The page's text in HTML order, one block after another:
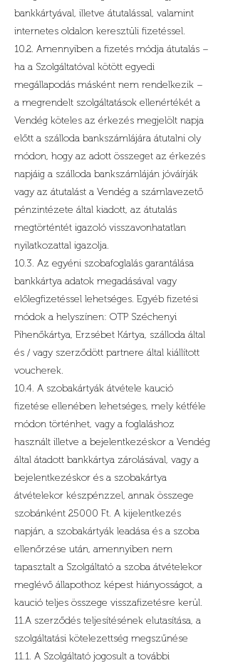
bankkártyával, illetve átutalással, valamint
internetes oldalon keresztüli fizetéssel.
10.2. Amennyiben a fizetés módja átutalás –
ha a Szolgáltatóval kötött egyedi
megállapodás másként nem rendelkezik –
a megrendelt szolgáltatások ellenértékét a
Vendég köteles az érkezés megjelölt napja
előtt a szálloda bankszámlájára átutalni oly
módon, hogy az adott összeget az érkezés
napjáig a szálloda bankszámláján jóváírják
vagy az átutalást a Vendég a számlavezető
pénzintézete által kiadott, az átutalás
megtörténtét igazoló visszavonhatatlan
nyilatkozattal igazolja.
10.3. Az egyéni szobafoglalás garantálása
bankkártya adatok megadásával vagy
előlegfizetéssel lehetséges. Egyéb fizetési
módok a helyszínen: OTP Széchenyi
Pihenőkártya, Erzsébet Kártya, szálloda által
és / vagy szerződött partnere által kiállított
voucherek.
10.4. A szobakártyák átvétele kaució
fizetése ellenében lehetséges, mely kétféle
módon történhet, vagy a foglaláshoz
használt illetve a bejelentkezéskor a Vendég
által átadott bankkártya zárolásával, vagy a
bejelentkezéskor és a szobakártya
átvételekor készpénzzel, annak összege
szobánként 25000 Ft. A kijelentkezés
napján, a szobakártyák leadása és a szoba
ellenőrzése után, amennyiben nem
tapasztalt a Szolgáltató a szoba átvételekor
meglévő állapothoz képest hiányosságot, a
kaució teljes összege visszafizetésre kerül.
11.A szerződés teljesítésének elutasítása, a
szolgáltatási kötelezettség megszűnése
11.1. A Szolgáltató jogosult a további